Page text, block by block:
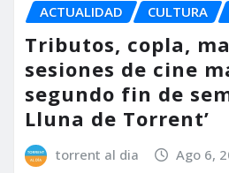
ACTUALIDAD CULTURA
Tributos, copla,
sesiones de cine
segundo fin de
Lluna de Torrent’
torrent al dia Ago 6,